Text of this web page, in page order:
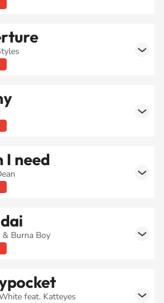
I need
& Burna Boy
feat. Katteyes